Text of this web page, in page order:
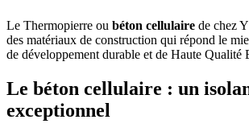
Le Thermopierre ou béton cellulaire de chez
des matériaux de construction qui répond le
de développement durable et de Haute Qualité
Le béton cellulaire : un
exceptionnel